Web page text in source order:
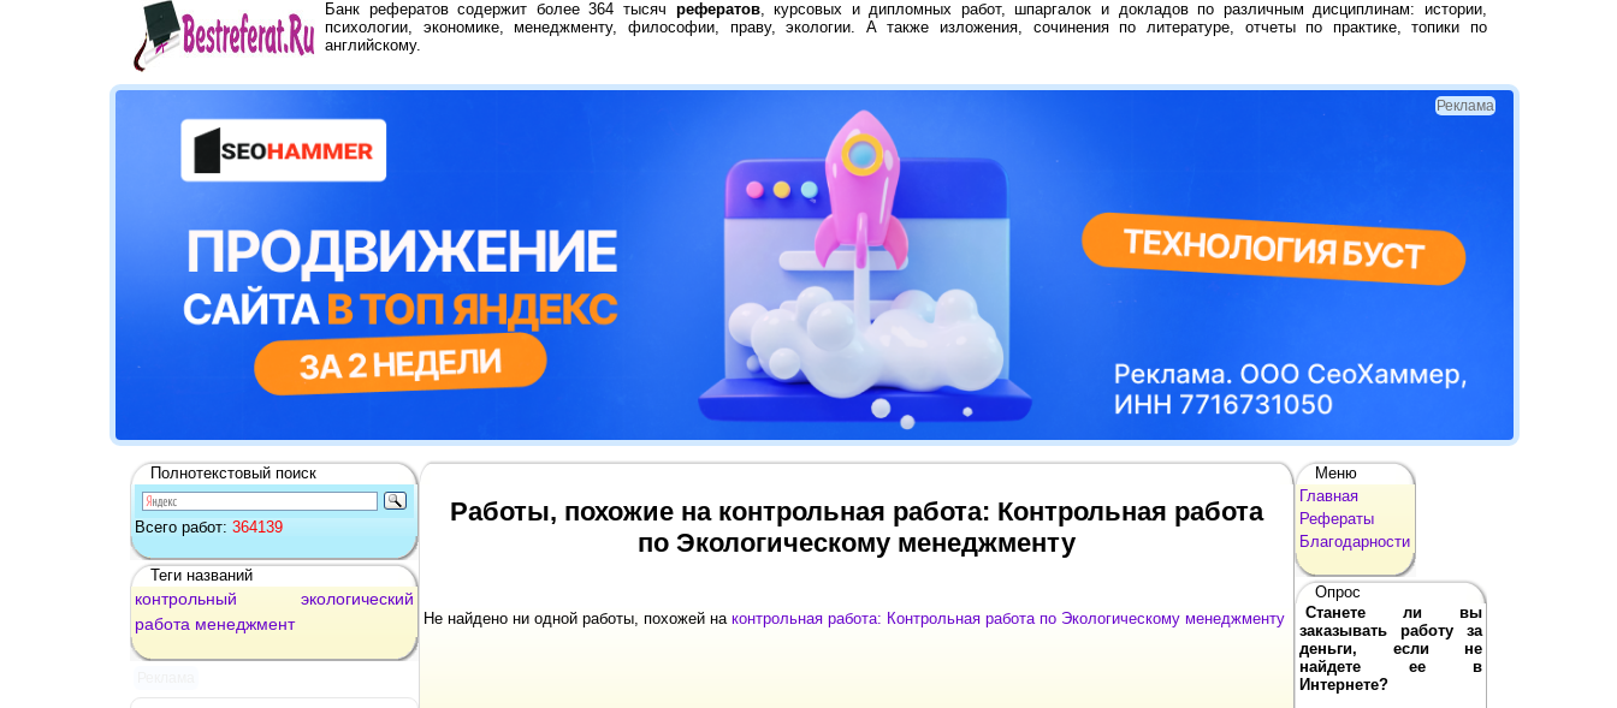
Банк рефератов содержит более 364 тысяч рефератов, курсовых и дипломных работ, шпаргалок и докладов по различным дисциплинам: истории,
психологии, экономике, менеджменту, философии, праву, экологии. А также изложения, сочинения по литературе, отчеты по практике, топики по
английскому.
Реклама
Полнотекстовый поиск
Всего работ: 364139
Теги названий
контрольный
экологический
работа менеджмент
Работы, похожие на контрольная работа: Контрольная работа
по Экологическому менеджменту
Не найдено ни одной работы, похожей на контрольная работа: Контрольная работа по Экологическому менеджменту
Меню
Главная
Рефераты
Благодарности
Опрос
Станете ли вы
заказывать работу за
деньги, если не
найдете ее в
Интернете?